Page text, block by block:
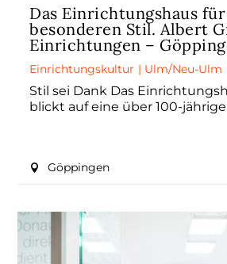
Das Einrichtungshaus
besonderen Stil. Albert
Einrichtungen –
Einrichtungskultur | Ulm/Neu-Ulm
Stil sei Dank Das
blickt auf eine über 100-
Göppingen